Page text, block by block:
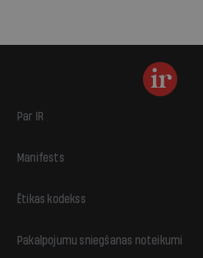
Par IR
Manifests
Ētikas kodekss
Pakalpojumu sniegšanas noteikumi